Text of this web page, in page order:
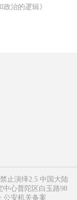
治的逻辑》
COVID-19 pandemic
止演绎2.5 中国大陆
心普陀区白玉路98
公安机关备案